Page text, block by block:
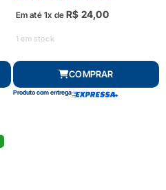
Em até 1x deR$ 24,00
1 em stock
COMPRAR
Produto com entrega